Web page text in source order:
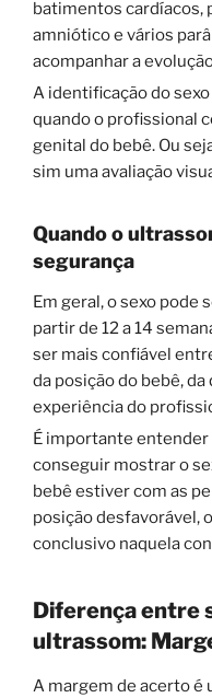
batimentos cardíacos,
amniótico e vários
acompanhar a
A identificação do
quando o profissional
genital do bebê. Ou
sim uma avaliação
Quando o
segurança
Em geral, o sexo pode
partir de 12 a 14
ser mais confiável
da posição do bebê,
experiência do
É importante
conseguir mostrar o
bebê estiver com as
posição desfavorável,
conclusivo naquela
Diferença entre
ultrassom:
A margem de acerto é